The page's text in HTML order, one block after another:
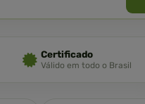
Certificado
Válido em todo o Brasil